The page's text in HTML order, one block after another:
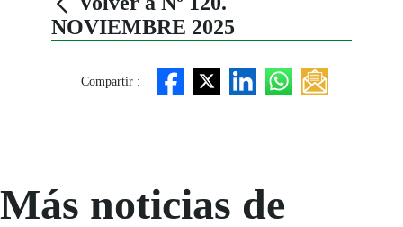
NOVIEMBRE 2025
Compartir :
Más noticias de